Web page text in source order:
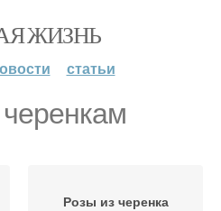
ЖИЗНЬ
статьи
Розы из черенка